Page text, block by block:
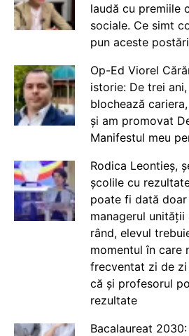
laudă cu premiile
sociale. Ce simt
pun aceste
Op-Ed Viorel
istorie: De trei
blochează
și am promovat
Manifestul meu
Rodica Leontieș,
școlile cu
poate fi dată
managerul unității
rând, elevul
momentul în care
frecventat zi de
că și profesorul
rezultate
Bacalaureat